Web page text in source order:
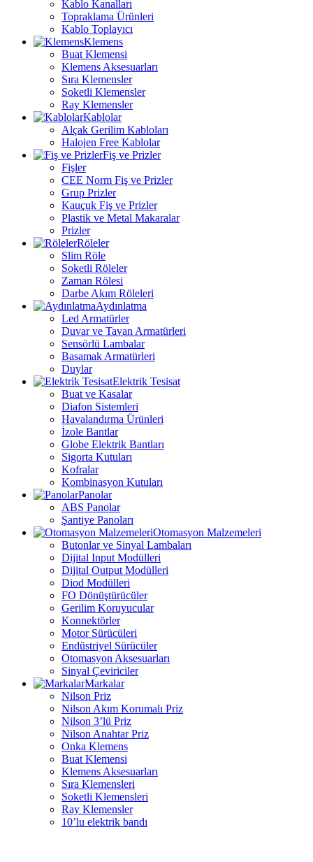
Kablo Kanalları
Topraklama Ürünleri
Kablo Toplayıcı
Klemens
Buat Klemensi
Klemens Aksesuarları
Sıra Klemensler
Soketli Klemensler
Ray Klemensler
Kablolar
Alçak Gerilim Kabloları
Halojen Free Kablolar
Fiş ve Prizler
Fişler
CEE Norm Fiş ve Prizler
Grup Prizler
Kauçuk Fiş ve Prizler
Plastik ve Metal Makaralar
Prizler
Röleler
Slim Röle
Soketli Röleler
Zaman Rölesi
Darbe Akım Röleleri
Aydınlatma
Led Armatürler
Duvar ve Tavan Armatürleri
Sensörlü Lambalar
Basamak Armatürleri
Duylar
Elektrik Tesisat
Buat ve Kasalar
Diafon Sistemleri
Havalandırma Ürünleri
İzole Bantlar
Globe Elektrik Bantları
Sigorta Kutuları
Kofralar
Kombinasyon Kutuları
Panolar
ABS Panolar
Şantiye Panoları
Otomasyon Malzemeleri
Butonlar ve Sinyal Lambaları
Dijital Input Modülleri
Dijital Output Modülleri
Diod Modülleri
FO Dönüştürücüler
Gerilim Koruyucular
Konnektörler
Motor Sürücüleri
Endüstriyel Sürücüler
Otomasyon Aksesuarları
Sinyal Çeviriciler
Markalar
Nilson Priz
Nilson Akım Korumalı Priz
Nilson 3’lü Priz
Nilson Anahtar Priz
Onka Klemens
Buat Klemensi
Klemens Aksesuarları
Sıra Klemensleri
Soketli Klemensleri
Ray Klemensler
10’lu elektrik bandı